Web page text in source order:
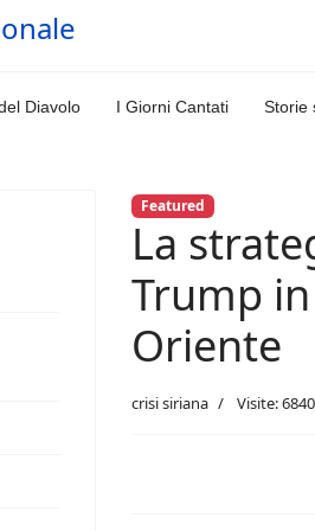
Diavolo I Giorni Cantati Storie
Featured
La
Trump
Oriente
crisi siriana Visite: 6840